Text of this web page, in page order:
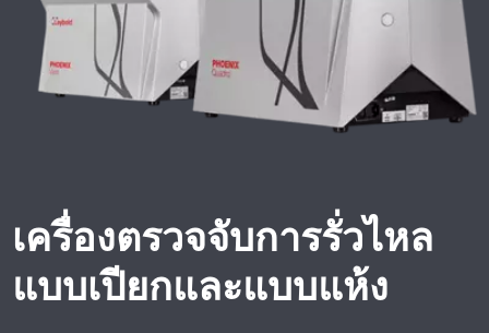
เครื่องตรวจจับการรั่วไหล
แบบเปียกและแบบแห้ง